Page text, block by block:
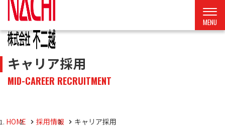
キャリア採用
MID-CAREER RECRUITMENT
HOME 採用情報 キャリア採用